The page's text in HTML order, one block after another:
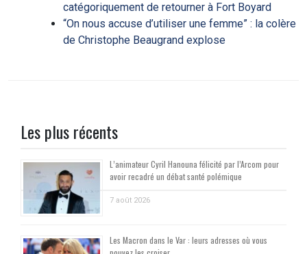
catégoriquement de retourner à Fort Boyard
“On nous accuse d’utiliser une femme” : la colère
de Christophe Beaugrand explose
Les plus récents
L’animateur Cyril Hanouna félicité par l’Arcom pour
avoir recadré un débat santé polémique
7 août 2026
Les Macron dans le Var : leurs adresses où vous